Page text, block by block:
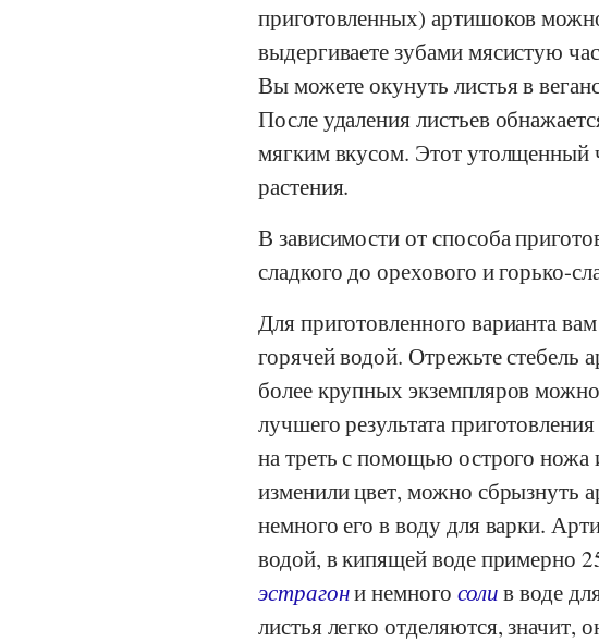
приготовленных) артишоков
выдергиваете зубами мясистую
Вы можете окунуть листья в
После удаления листьев
мягким вкусом. Этот утолщенный
растения.
В зависимости от способа
сладкого до орехового и горько-
Для приготовленного варианта
горячей водой. Отрежьте стебель
более крупных экземпляров
лучшего результата
на треть с помощью острого
изменили цвет, можно сбрызнуть
немного его в воду для варки.
водой, в кипящей воде примерно
эстрагони немного солив воде
листья легко отделяются, значит,